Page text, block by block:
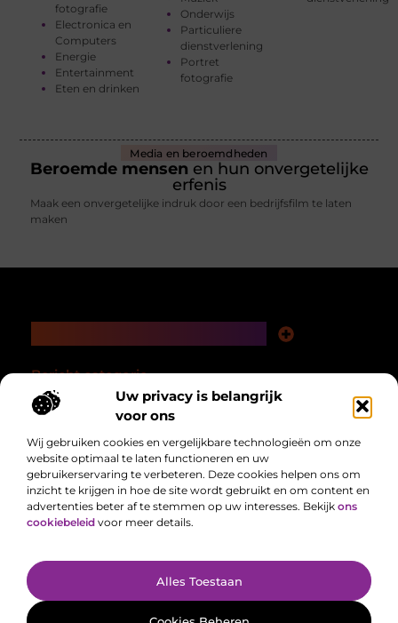
Uw privacy is belangrijk
voor ons
Wij gebruiken cookies en vergelijkbare technologieën om onze
website optimaal te laten functioneren en uw
gebruikerservaring te verbeteren. Deze cookies helpen ons om
inzicht te krijgen in hoe de site wordt gebruikt en om content en
advertenties beter af te stemmen op uw interesses. Bekijk ons
cookiebeleid voor meer details.
Alles Toestaan
fotografie
Electronica en
Computers
Energie
Entertainment
Eten en drinken
Onderwijs
Particuliere
dienstverlening
Portret
fotografie
Media en beroemdheden
Beroemde mensen en hun onvergetelijke
erfenis
Maak een onvergetelijke indruk door een bedrijfsfilm te laten
maken
Bericht categorie
Alles uit het dagelijks leven, verzameld voor jou.
@2025 All Right Reserved. Design bywww.delocatiefotograaf.nl.